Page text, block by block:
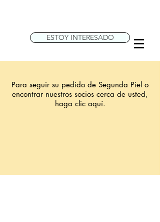
ESTOY INTERESADO
Para seguir su pedido de Segunda Piel o
encontrar nuestros socios cerca de usted,
haga clic aquí.